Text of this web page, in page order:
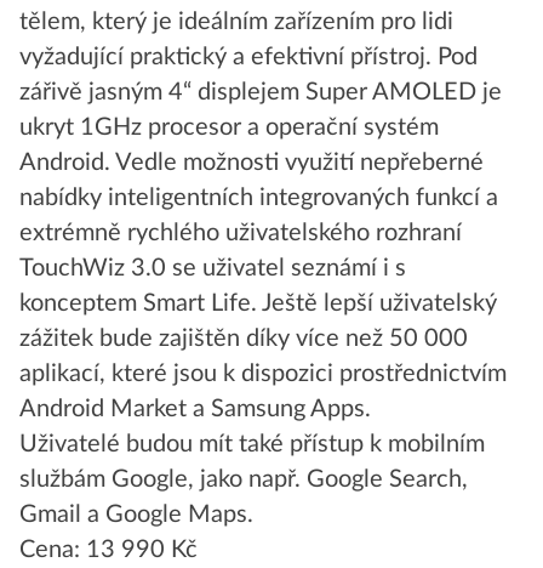
tělem, který je ideálním zařízením pro lidi
vyžadující praktický a efektivní přístroj. Pod
zářivě jasným 4“ displejem Super AMOLED je
ukryt 1GHz procesor a operační systém
Android. Vedle možnosti využití nepřeberné
nabídky inteligentních integrovaných funkcí a
extrémně rychlého uživatelského rozhraní
TouchWiz 3.0 se uživatel seznámí i s
konceptem Smart Life. Ještě lepší uživatelský
zážitek bude zajištěn díky více než 50 000
aplikací, které jsou k dispozici prostřednictvím
Android Market a Samsung Apps.
Uživatelé budou mít také přístup k mobilním
službám Google, jako např. Google Search,
Gmail a Google Maps.
Cena: 13 990 Kč